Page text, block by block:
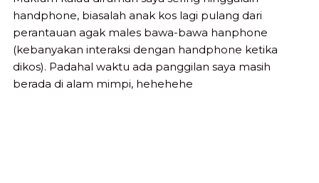
handphone, biasalah anak kos lagi pulang dari
perantauan agak males bawa-bawa hanphone
(kebanyakan interaksi dengan handphone ketika
dikos). Padahal waktu ada panggilan saya masih
berada di alam mimpi, hehehehe